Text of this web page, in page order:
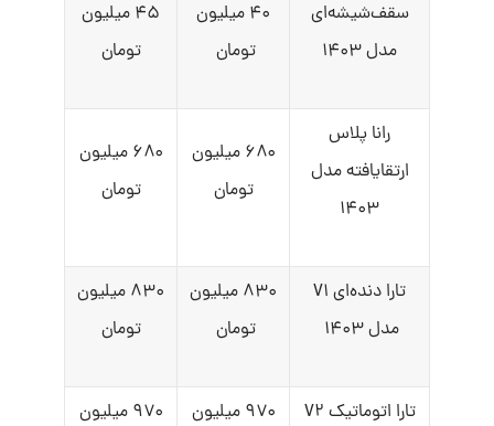
سقف‌شیشه‌ای
مدل ۱۴۰۳
۴۰ میلیون
تومان
۴۵ میلیون
تومان
رانا پلاس
ارتقایافته مدل
۱۴۰۳
۶۸۰ میلیون
تومان
۶۸۰ میلیون
تومان
تارا دنده‌ای V۱
مدل ۱۴۰۳
۸۳۰ میلیون
تومان
۸۳۰ میلیون
تومان
تارا اتوماتیک V۲
۹۷۰ میلیون
۹۷۰ میلیون